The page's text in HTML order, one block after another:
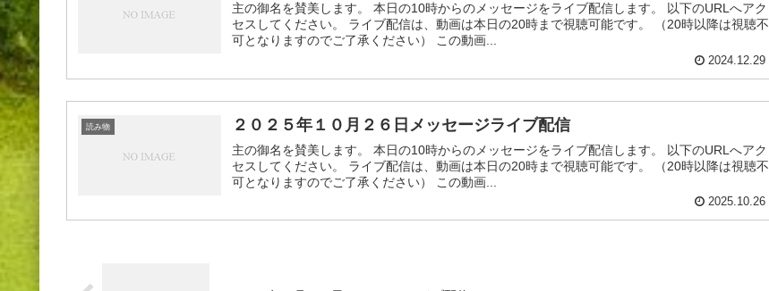
主の御名を賛美します。 本日の10時からのメッセージをライブ配信します。 以下のURLへアク
セスしてください。 ライブ配信は、動画は本日の20時まで視聴可能です。 （20時以降は視聴不
可となりますのでご了承ください） この動画...
2024.12.29
読み物 ２０２５年１０月２６日メッセージライブ配信
主の御名を賛美します。 本日の10時からのメッセージをライブ配信します。 以下のURLへアク
セスしてください。 ライブ配信は、動画は本日の20時まで視聴可能です。 （20時以降は視聴不
可となりますのでご了承ください） この動画...
2025.10.26